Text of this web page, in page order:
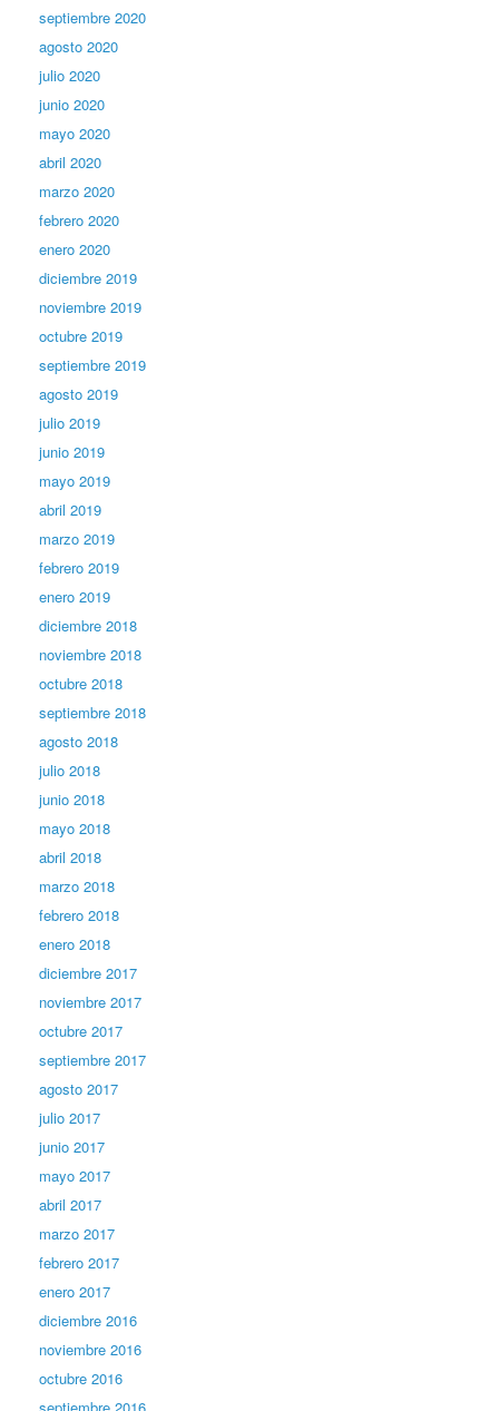
septiembre 2020
agosto 2020
julio 2020
junio 2020
mayo 2020
abril 2020
marzo 2020
febrero 2020
enero 2020
diciembre 2019
noviembre 2019
octubre 2019
septiembre 2019
agosto 2019
julio 2019
junio 2019
mayo 2019
abril 2019
marzo 2019
febrero 2019
enero 2019
diciembre 2018
noviembre 2018
octubre 2018
septiembre 2018
agosto 2018
julio 2018
junio 2018
mayo 2018
abril 2018
marzo 2018
febrero 2018
enero 2018
diciembre 2017
noviembre 2017
octubre 2017
septiembre 2017
agosto 2017
julio 2017
junio 2017
mayo 2017
abril 2017
marzo 2017
febrero 2017
enero 2017
diciembre 2016
noviembre 2016
octubre 2016
septiembre 2016